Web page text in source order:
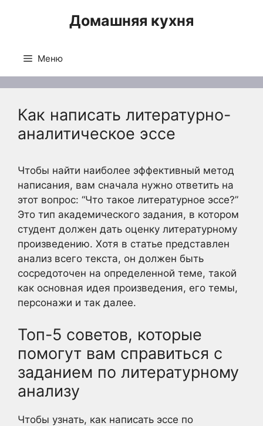
Домашняя кухня
Меню
Как написать литературно-
аналитическое эссе
Чтобы найти наиболее эффективный метод
написания, вам сначала нужно ответить на
этот вопрос: “Что такое литературное эссе?”
Это тип академического задания, в котором
студент должен дать оценку литературному
произведению. Хотя в статье представлен
анализ всего текста, он должен быть
сосредоточен на определенной теме, такой
как основная идея произведения, его темы,
персонажи и так далее.
Топ-5 советов, которые
помогут вам справиться с
заданием по литературному
анализу
Чтобы узнать, как написать эссе по